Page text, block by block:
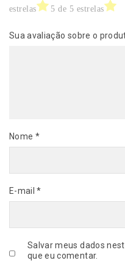
/
E
a
d
a
e
estrelas
5 de 5 estrelas
Sua avaliação sobre o
Nome *
E-mail*
Salvar meus dados
que eu comentar.